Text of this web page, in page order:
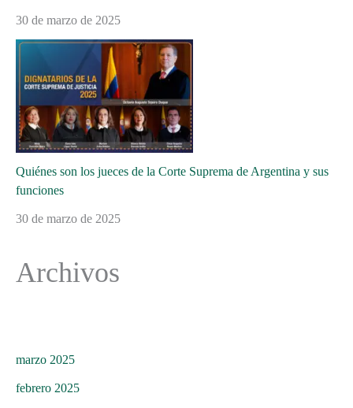
30 de marzo de 2025
Quiénes son los jueces de la Corte Suprema de Argentina y sus
funciones
30 de marzo de 2025
Archivos
marzo 2025
febrero 2025